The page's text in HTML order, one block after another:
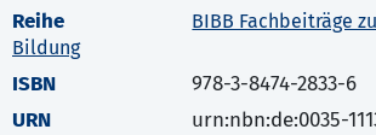
Reihe
BIBB Fachbeiträge
Bildung
ISBN
978-3-8474-2833-6
URN
urn:nbn:de:0035-